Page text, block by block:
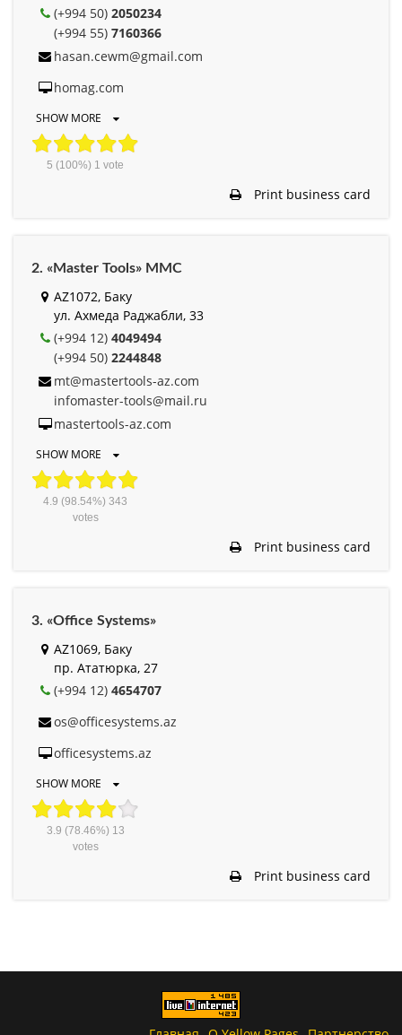
(+994 50) 2050234
(+994 55) 7160366
hasan.cewm@gmail.com
homag.com
SHOW MORE
5 (100%) 1 vote
Print business card
2. «Master Tools» MMC
AZ1072, Баку
ул. Ахмеда Раджабли, 33
(+994 12) 4049494
(+994 50) 2244848
mt@mastertools-az.com
infomaster-tools@mail.ru
mastertools-az.com
SHOW MORE
4.9 (98.54%) 343
votes
Print business card
3. «Office Systems»
AZ1069, Баку
пр. Ататюрка, 27
(+994 12) 4654707
os@officesystems.az
officesystems.az
SHOW MORE
3.9 (78.46%) 13
votes
Print business card